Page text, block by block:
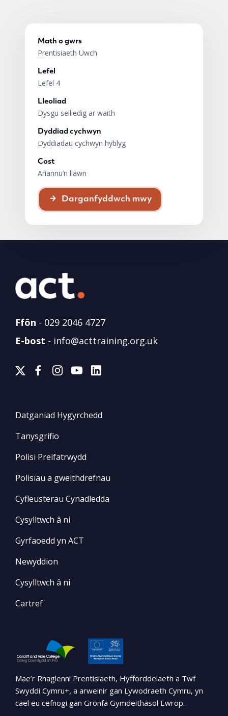
Math o gwrs
Prentisiaeth Uwch
Lefel
Lefel 4
Lleoliad
Dysgu seiliedig ar waith
Dyddiad cychwyn
Dyddiadau cychwyn hyblyg
Cost
Ariannu’n llawn
Darganfyddwch mwy
Ffôn - 029 2046 4727
E-bost - info@acttraining.org.uk
Datganiad Hygyrchedd
Tanysgrifio
Polisi Preifatrwydd
Polisïau a gweithdrefnau
Cyfleusterau Cynadledda
Cysylltwch â ni
Gyrfaoedd yn ACT
Newyddion
Cysylltwch â ni
Cartref
Mae’r Rhaglenni Prentisiaeth, Hyfforddeiaeth a Twf
Swyddi Cymru+, a arweinir gan Lywodraeth Cymru, yn
cael eu cefnogi gan Gronfa Gymdeithasol Ewrop.